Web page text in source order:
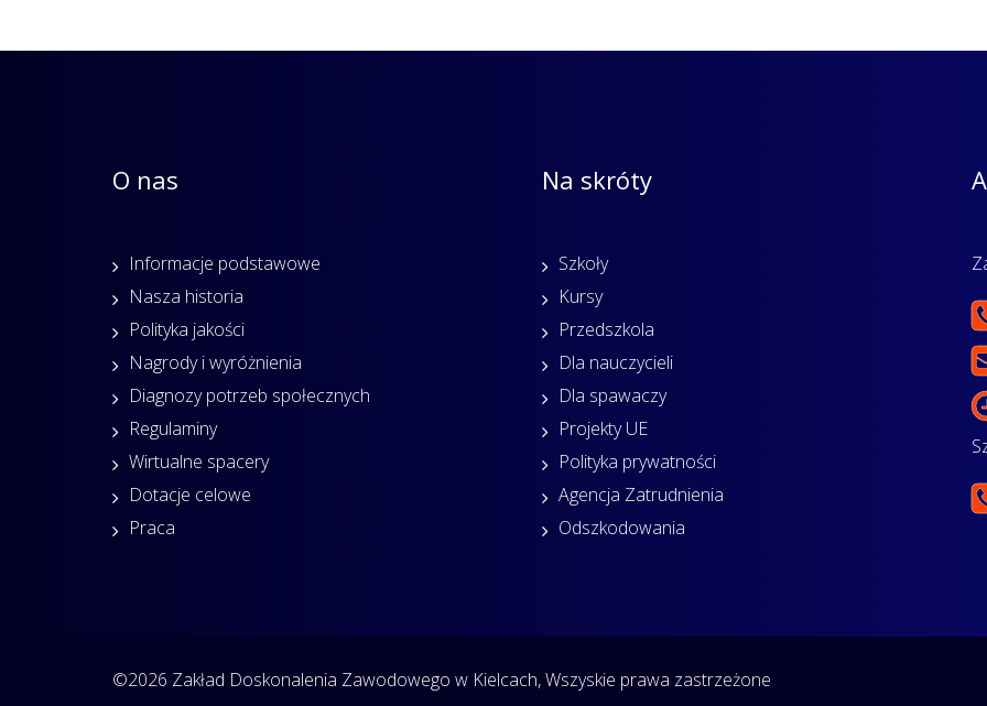
O nas
Informacje podstawowe
Nasza historia
Polityka jakości
Nagrody i wyróżnienia
Diagnozy potrzeb społecznych
Regulaminy
Wirtualne spacery
Dotacje celowe
Praca
Na skróty
Szkoły
Kursy
Przedszkola
Dla nauczycieli
Dla spawaczy
Projekty UE
Polityka prywatności
Agencja Zatrudnienia
Odszkodowania
©2026 Zakład Doskonalenia Zawodowego w Kielcach, Wszyskie prawa zastrzeżone